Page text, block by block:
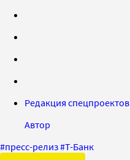
Редакция спецпроектов
Автор
#пресс-релиз#Т-Банк